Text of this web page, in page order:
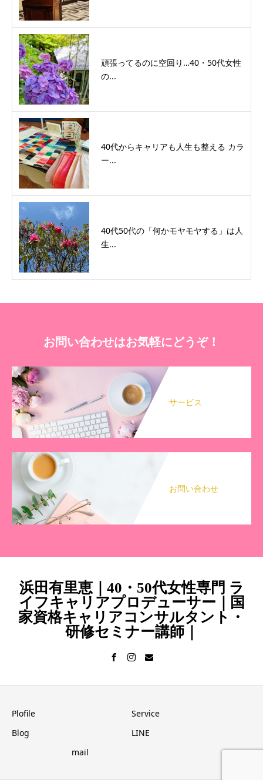
頑張ってるのに空回り…40・50代女性
の...
40代からキャリアも人生も整える カラ
ー...
40代50代の「何かモヤモヤする」は人
生...
お問い合わせはお気軽にどうぞ！
サービス
お問い合わせ
浜田有里恵｜40・50代女性専門 ラ
イフキャリアプロデューサー｜国
家資格キャリアコンサルタント・
研修セミナー講師｜
Plofile
Service
Blog
LINE
mail